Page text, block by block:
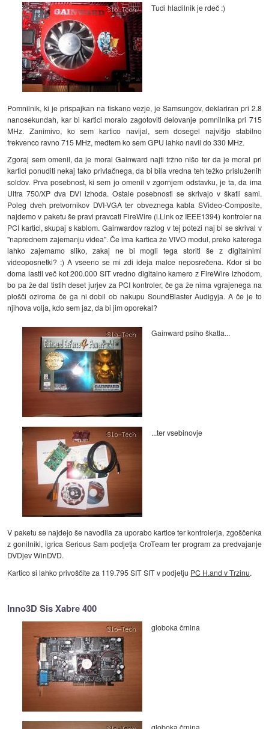
Tudi hladilnik je rdeč :)
Pomnilnik, ki je prispajkan na tiskano vezje, je Samsungov, deklariran pri 2.8
nanosekundah, kar bi kartici moralo zagotoviti delovanje pomnilnika pri 715
MHz. Zanimivo, ko sem kartico navijal, sem dosegel najvišjo stabilno
frekvenco ravno 715 MHz, medtem ko sem GPU lahko navil do 330 MHz.
Zgoraj sem omenil, da je moral Gainward najti tržno nišo ter da je moral pri
kartici ponuditi nekaj tako privlačnega, da bi bila vredna teh težko prisluženih
soldov. Prva posebnost, ki sem jo omenil v zgornjem odstavku, je ta, da ima
Ultra 750/XP dva DVI izhoda. Ostale posebnosti se skrivajo v škatli sami.
Poleg dveh pretvornikov DVI-VGA ter obveznega kabla SVideo-Composite,
najdemo v paketu še pravi pravcati FireWire (i.Link oz IEEE1394) kontroler na
PCI kartici, skupaj s kablom. Gainwardov razlog v tej potezi naj bi se skrival v
"naprednem zajemanju videa". Če ima kartica že VIVO modul, preko katerega
lahko zajemamo sliko, zakaj ne bi mogli tega storiti še z digitalnimi
videoposnetki? :) A vseeno se mi zdi ideja malce neposrečena. Kdor si bo
doma lastil več kot 200.000 SIT vredno digitalno kamero z FireWire izhodom,
bo pa že dal tistih deset jurjev za PCI kontroler, če ga že nima vgrajenega na
plošči oziroma če ga ni dobil ob nakupu SoundBlaster Audigyja. A če je to
njihova volja, kdo sem jaz, da bi jim oporekal?
Gainward psiho škatla...
...ter vsebinovje
V paketu se najdejo še navodila za uporabo kartice ter kontrolerja, zgoščenka
z gonilniki, igrica Serious Sam podjetja CroTeam ter program za predvajanje
DVDjev WinDVD.
Kartico si lahko privoščite za 119.795 SIT SIT v podjetju PC H.and v Trzinu.
Inno3D Sis Xabre 400
globoka črnina